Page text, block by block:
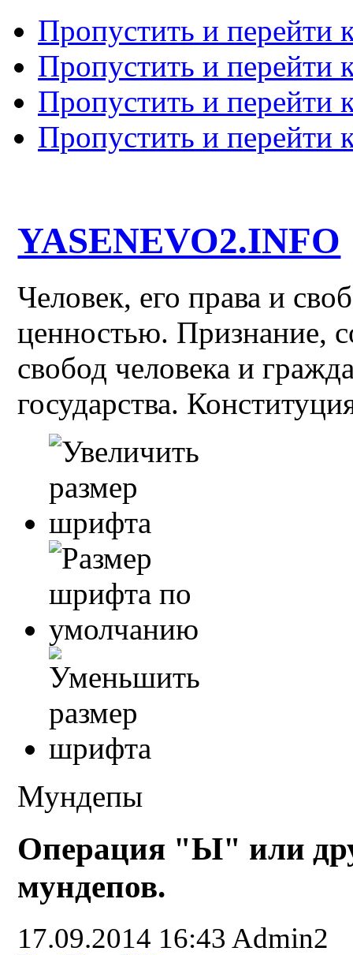
Пропустить и перейти
Пропустить и перейти
Пропустить и перейти
Пропустить и перейти
YASENEVO2.INFO
Человек, его права и
ценностью. Признание,
свобод человека и
государства.
Мундепы
Операция "Ы" или
мундепов.
17.09.2014 16:43 Admin2